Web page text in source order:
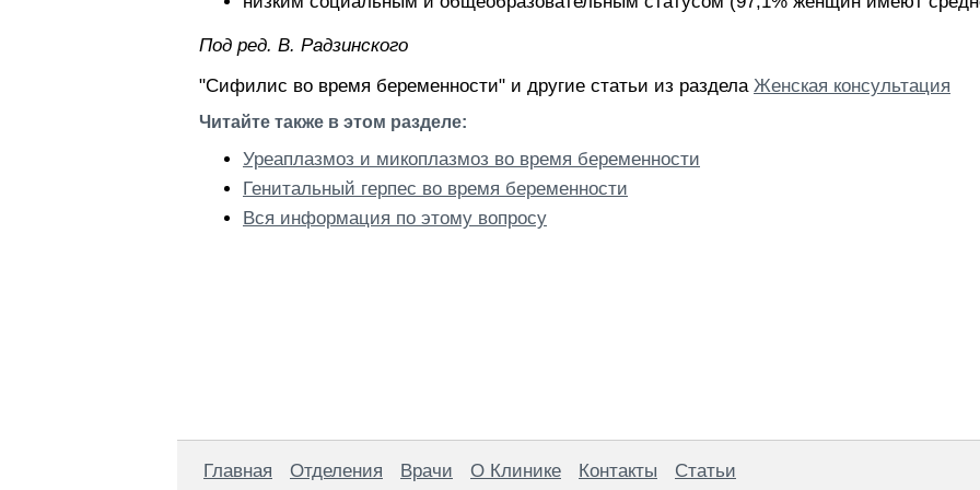
Пoд peд. В. Радзинского
"Сифилис во время беременности" и другие статьи из раздела Женская консультация
Читайте также в этом разделе:
Уреаплазмоз и микоплазмоз во время беременности
Генитальный герпес во время беременности
Вся информация по этому вопросу
Главная Отделения Врачи О Клинике Контакты Статьи